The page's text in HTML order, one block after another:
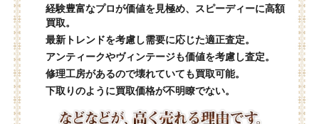
経験豊富なプロが価値を見極め、スピーディーに高額
買取。
最新トレンドを考慮し需要に応じた適正査定。
アンティークやヴィンテージも価値を考慮し査定。
修理工房があるので壊れていても買取可能。
下取りのように買取価格が不明瞭でない。